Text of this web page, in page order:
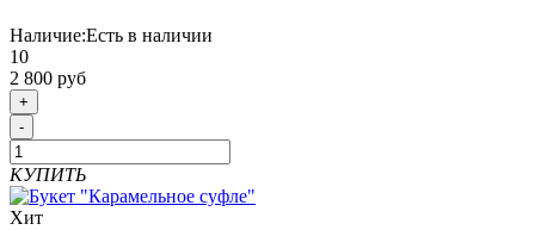
Наличие:Есть в наличии
10
2 800 руб
+
-
КУПИТЬ
Хит